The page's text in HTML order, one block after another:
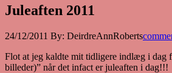
Juleaften 2011
24/12/2011 By: DeirdreAnnRoberts
Flot at jeg kaldte mit tidligere indlæg i dag
billeder)” når det infact er juleaften i dag!!!